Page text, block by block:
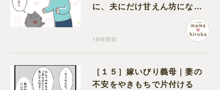
に、夫にだけ甘えん坊になる
19時間前
［１５］嫁いびり義母｜妻の
不安をやきもちで片付ける